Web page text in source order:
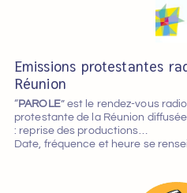
Emissions protestantes
Réunion
“PAROLE” est le rendez-vous
protestante de la Réunion
: reprise des productions…
Date, fréquence et heure se